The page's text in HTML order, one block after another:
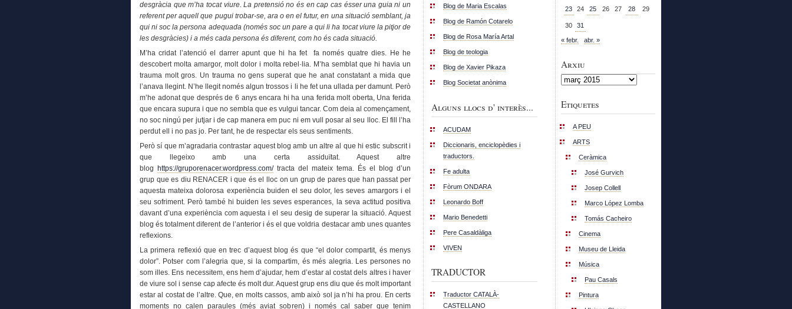
desgràcia que m’ha tocat viure. La pretensió no és en cap cas ésser una guia ni un
referent per aquell que pugui trobar-se, ara o en el futur, en una situació semblant, ja
qui ni soc la persona adequada (només soc un pare a qui li ha tocat viure la pitjor de
les desgràcies) i a més cada persona és diferent, com ho és cada situació.
M’ha cridat l’atenció el darrer apunt que hi ha fet fa només quatre dies. He he
descobert molta amargor, molt dolor i molta rebel·lia. M’ha semblat que hi havia un
trauma molt gros. Un trauma no gens superat que he anat constatant a mida que
l’anava llegint. N’he llegit només algun trossos i li he fet una ullada per damunt. Però
m’he adonat que després de 6 anys encara hi ha una ferida molt oberta, Una ferida
que encara supura i que no sembla que es vulgui tancar. Com deia al començament,
no soc ningú per jutjar i de cap manera em puc ni em vull posar al seu lloc. El fill l’ha
perdut ell i no pas jo. Per tant, he de respectar els seus sentiments.
Però sí que m’agradaria contrastar aquest blog amb un altre al que hi estic subscrit i
que llegeixo amb una certa assiduïtat. Aquest altre
blog
https://gruporenacer.wordpress.com/tracta del mateix tema. És el blog d’un
grup que es diu RENACER i que és el lloc on un grup de pares que han passat per
aquesta mateixa dolorosa experiència buiden el seu dolor, les seves amargors i el
seu sofriment. Però també hi buiden les seves esperances, la seva actitud positiva
davant d’una experiència com aquesta i el seu desig de superar la situació. Aquest
blog és totalment diferent de l’anterior i és el que voldria destacar amb unes quantes
reflexions.
La primera reflexió que en trec d’aquest blog és que “el dolor compartit, és menys
dolor”. Potser com l’alegria que, si la compartim, és més alegria. Les persones no
som illes. Ens necessitem, ens hem d’ajudar, hem d’estar al costat dels altres i haver
de viure sol i sense cap afecte és molt dur. Aquest grup ens diu que és molt important
estar al costat de l’altre. Que, en molts cassos, amb això sol ja n’hi ha prou. En certs
moments no calen paraules (més aviat sobren) i només cal saber que tenim
Blog de Maria Escalas
Blog de Ramón Cotarelo
Blog de Rosa María Artal
Blog de teologia
Blog de Xavier Pikaza
Blog Societat anònima
Alguns llocs d' interès...
ACUDAM
Diccionaris, enciclopèdies i
traductors.
Fe adulta
Fòrum ONDARA
Leonardo Boff
Mario Benedetti
Pere Casaldàliga
VIVEN
TRADUCTOR
Traductor CATALÀ-
CASTELLANO
23 24 25 26 27 28 29
30 31
« febr. abr. »
Arxiu
Arxiu
Etiquetes
A PEU
ARTS
Ceràmica
José Gurvich
Josep Collell
Marco López Lomba
Tomás Cacheiro
Cinema
Museu de Lleida
Música
Pau Casals
Pintura